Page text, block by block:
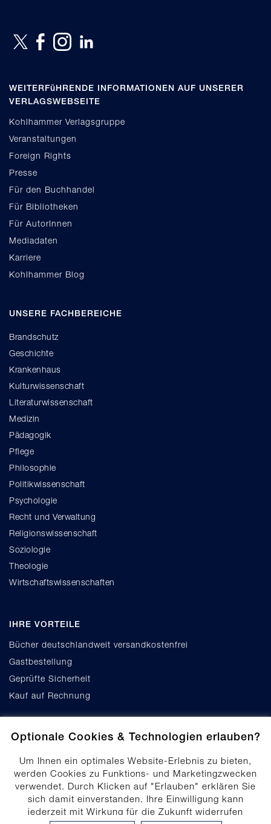
Optionale Cookies & Technologien erlauben?
Um Ihnen ein optimales Website-Erlebnis zu bieten,
werden Cookies zu Funktions- und Marketingzwecken
verwendet. Durch Klicken auf "Erlauben" erklären Sie
sich damit einverstanden. Ihre Einwilligung kann
jederzeit mit Wirkung für die Zukunft widerrufen
WEITERFüHRENDE INFORMATIONEN AUF UNSERER
VERLAGSWEBSEITE
Kohlhammer Verlagsgruppe
Veranstaltungen
Foreign Rights
Presse
Für den Buchhandel
Für Bibliotheken
Für AutorInnen
Mediadaten
Karriere
Kohlhammer Blog
UNSERE FACHBEREICHE
Brandschutz
Geschichte
Krankenhaus
Kulturwissenschaft
Literaturwissenschaft
Medizin
Pädagogik
Pflege
Philosophie
Politikwissenschaft
Psychologie
Recht und Verwaltung
Religionswissenschaft
Soziologie
Theologie
Wirtschaftswissenschaften
IHRE VORTEILE
Bücher deutschlandweit versandkostenfrei
Gastbestellung
Geprüfte Sicherheit
Kauf auf Rechnung
Cookie-Einstellungen
Datenschutz
Produktsicherheit